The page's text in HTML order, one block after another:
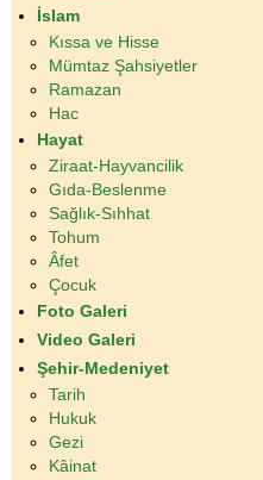
İslam
Kıssa ve Hisse
Mümtaz Şahsiyetler
Ramazan
Hac
Hayat
Ziraat-Hayvancilik
Gıda-Beslenme
Sağlık-Sıhhat
Tohum
Âfet
Çocuk
Foto Galeri
Video Galeri
Şehir-Medeniyet
Tarih
Hukuk
Gezi
Kâinat